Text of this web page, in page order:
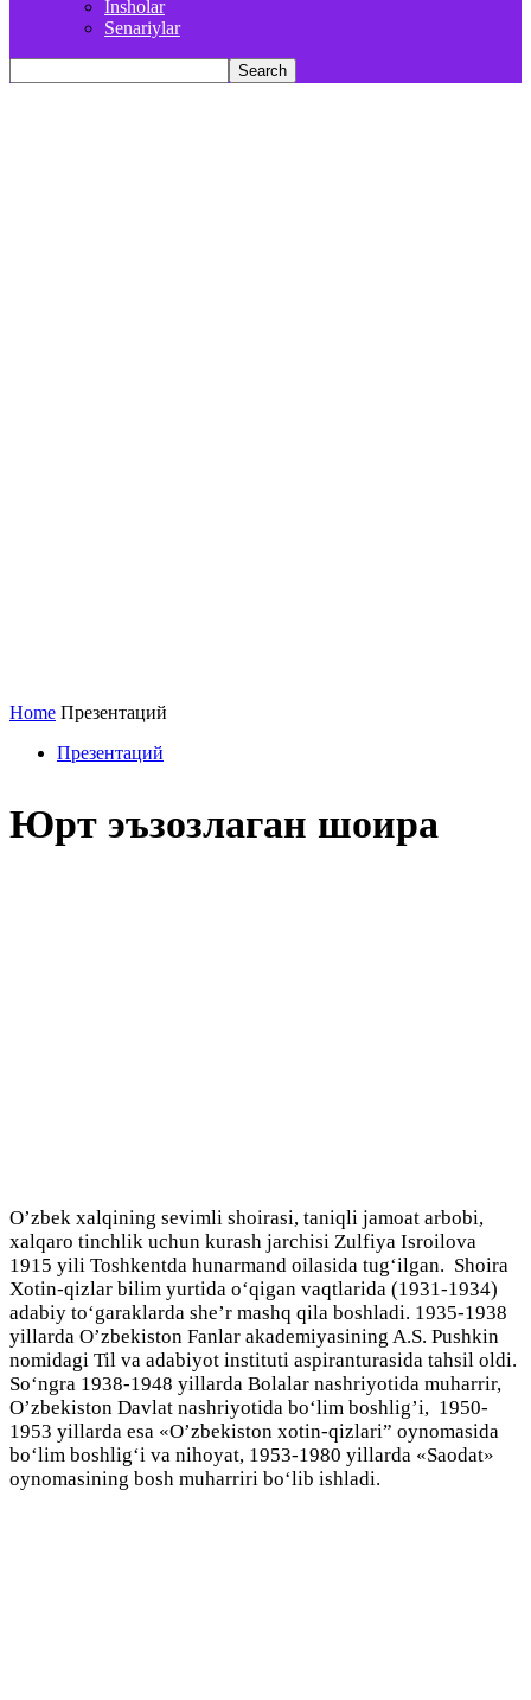
Insholar
Senariylar
Home Презентаций
Презентаций
Юрт эъзозлаган шоира
O’zbek xalqining sevimli shoirasi, taniqli jamoat arbobi,
xalqaro tinchlik uchun kurash jarchisi Zulfiya Isroilova
1915 yili Toshkentda hunarmand oilasida tug‘ilgan. Shoira
Xotin-qizlar bilim yurtida o‘qigan vaqtlarida (1931-1934)
adabiy to‘garaklarda she’r mashq qila boshladi. 1935-1938
yillarda O’zbekiston Fanlar akademiyasining A.S. Pushkin
nomidagi Til va adabiyot instituti aspiranturasida tahsil oldi.
So‘ngra 1938-1948 yillarda Bolalar nashriyotida muharrir,
O’zbekiston Davlat nashriyotida bo‘lim boshlig’i, 1950-
1953 yillarda esa «O’zbekiston xotin-qizlari” oynomasida
bo‘lim boshlig‘i va nihoyat, 1953-1980 yillarda «Saodat»
oynomasining bosh muharriri bo‘lib ishladi.